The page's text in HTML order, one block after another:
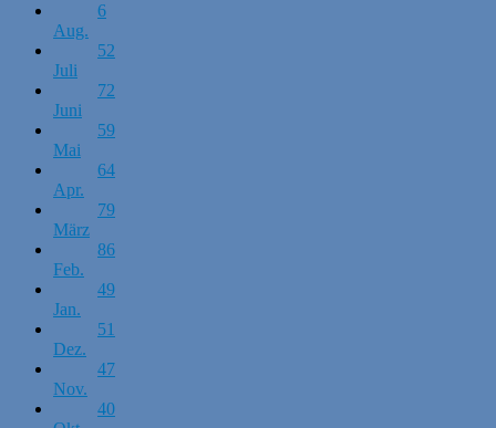
6
Aug.
52
Juli
72
Juni
59
Mai
64
Apr.
79
März
86
Feb.
49
Jan.
51
Dez.
47
Nov.
40